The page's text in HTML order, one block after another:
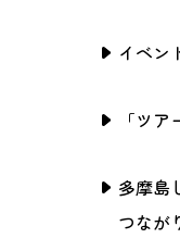
イベン
「ツ
多摩島
つなが